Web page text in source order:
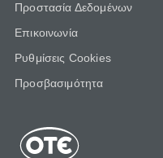
Προστασία Δεδομένων
Επικοινωνία
Ρυθμίσεις Cookies
Προσβασιμότητα